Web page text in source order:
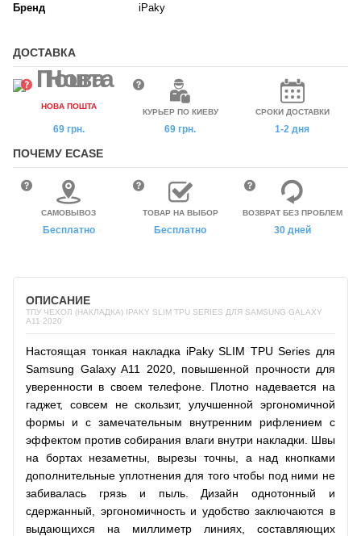
Бренд iPaky
ДОСТАВКА
НОВА ПОШТА
69 грн.
КУРЬЕР ПО КИЕВУ
69 грн.
СРОКИ ДОСТАВКИ
1-2 дня
ПОЧЕМУ ECASE
САМОВЫВОЗ
Бесплатно
ТОВАР НА ВЫБОР
Бесплатно
ВОЗВРАТ БЕЗ ПРОБЛЕМ
30 дней
ОПИСАНИЕ
ТПУ ЧЕХОЛ (НАКЛАДКА) IPAKY SLIM TPU SERIES ДЛЯ SAMSUNG GALAXY
A11 2020
Настоящая тонкая накладка iPaky SLIM TPU Series для
Samsung Galaxy A11 2020, повышенной прочности для
уверенности в своем телефоне. Плотно надевается на
гаджет, совсем не скользит, улучшенной эргономичной
формы и с замечательным внутренним рифлением с
эффектом против собирания влаги внутри накладки. Швы
на бортах незаметны, вырезы точны, а над кнопками
дополнительные уплотнения для того чтобы под ними не
забивалась грязь и пыль. Дизайн однотонный и
сдержанный, эргономичность и удобство заключаются в
выдающихся на миллиметр линиях, составляющих